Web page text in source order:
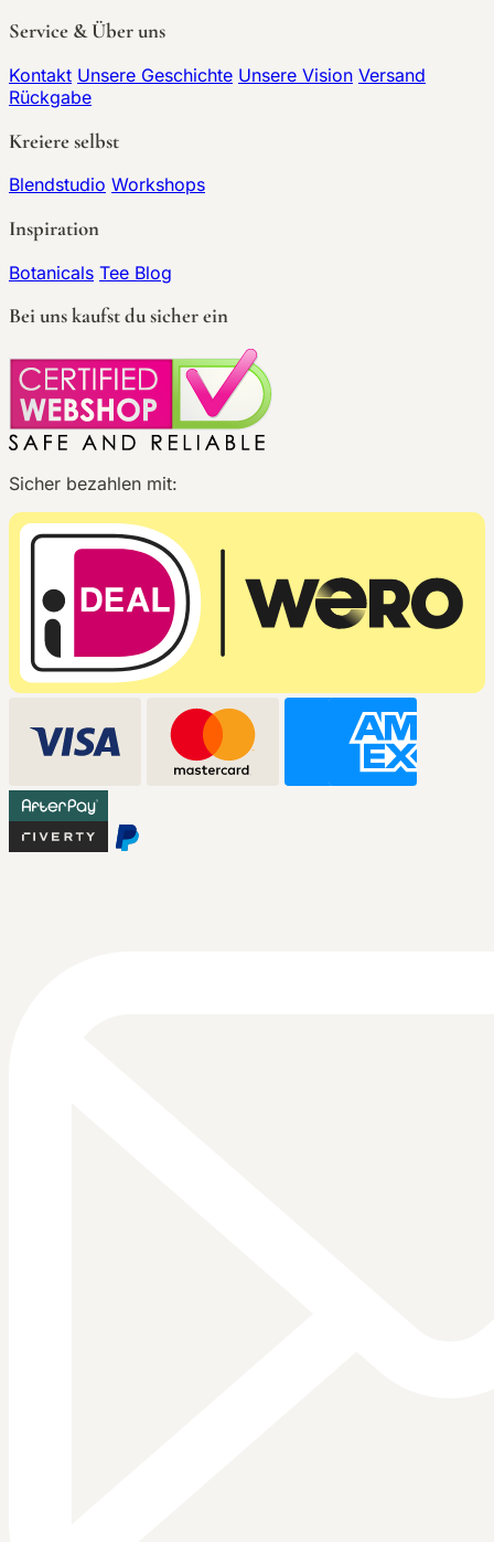
Service & Über uns
Kontakt Unsere Geschichte Unsere Vision Versand
Rückgabe
Kreiere selbst
Blendstudio Workshops
Inspiration
Botanicals Tee Blog
Bei uns kaufst du sicher ein
Sicher bezahlen mit: